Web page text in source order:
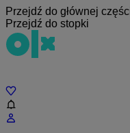
Przejdź do głównej
Przejdź do stopki